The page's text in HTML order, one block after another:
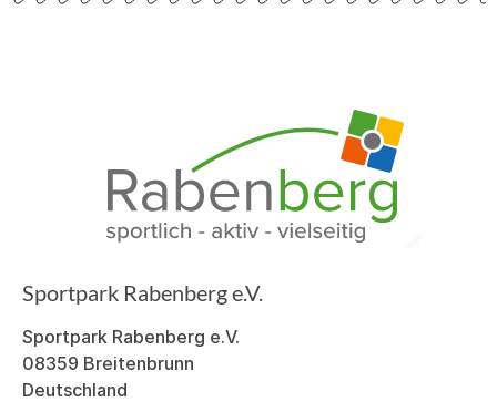
Sportpark Rabenberg e.V.
Sport­park Raben­berg e.V.
08359 Brei­ten­brunn
Deutsch­land